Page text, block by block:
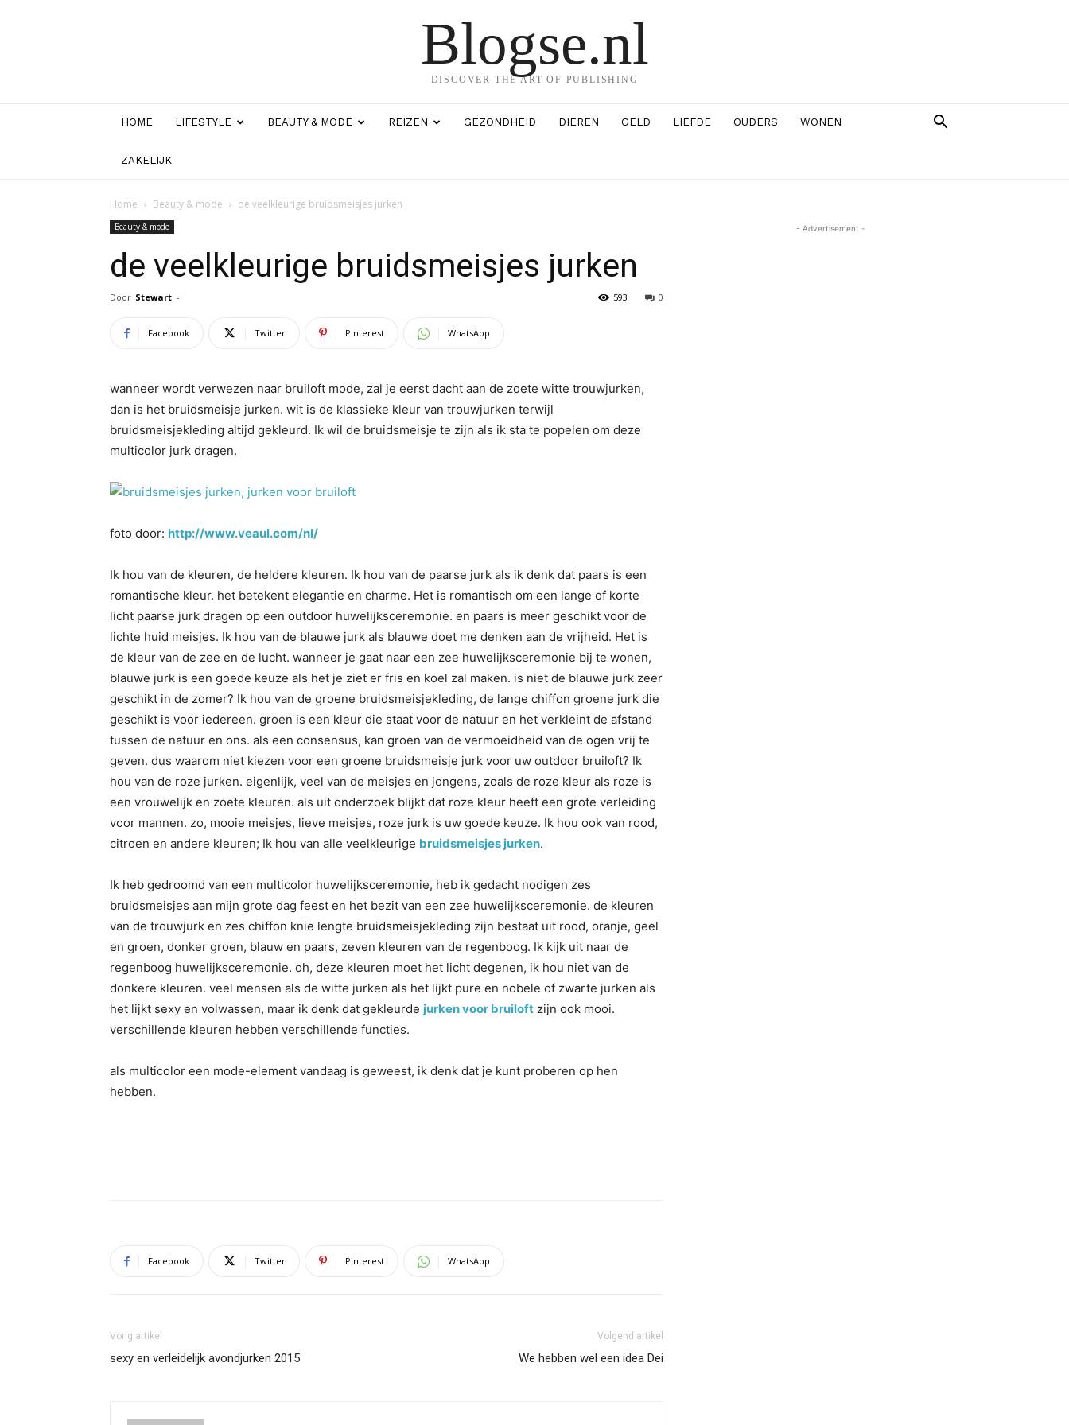
Blogse.nl
DISCOVER THE ART OF PUBLISHING
HOME LIFESTYLE BEAUTY & MODE REIZEN GEZONDHEID DIEREN GELD LIEFDE OUDERS WONEN
ZAKELIJK
Home Beauty & mode de veelkleurige bruidsmeisjes jurken
Beauty & mode
de veelkleurige bruidsmeisjes jurken
Door Stewart - 0
593
Facebook Twitter Pinterest WhatsApp
wanneer wordt verwezen naar bruiloft mode, zal je eerst dacht aan de zoete witte trouwjurken,
dan is het bruidsmeisje jurken. wit is de klassieke kleur van trouwjurken terwijl
bruidsmeisjekleding altijd gekleurd. Ik wil de bruidsmeisje te zijn als ik sta te popelen om deze
multicolor jurk dragen.
foto door: http://www.veaul.com/nl/
Ik hou van de kleuren, de heldere kleuren. Ik hou van de paarse jurk als ik denk dat paars is een
romantische kleur. het betekent elegantie en charme. Het is romantisch om een lange of korte
licht paarse jurk dragen op een outdoor huwelijksceremonie. en paars is meer geschikt voor de
lichte huid meisjes. Ik hou van de blauwe jurk als blauwe doet me denken aan de vrijheid. Het is
de kleur van de zee en de lucht. wanneer je gaat naar een zee huwelijksceremonie bij te wonen,
blauwe jurk is een goede keuze als het je ziet er fris en koel zal maken. is niet de blauwe jurk zeer
geschikt in de zomer? Ik hou van de groene bruidsmeisjekleding, de lange chiffon groene jurk die
geschikt is voor iedereen. groen is een kleur die staat voor de natuur en het verkleint de afstand
tussen de natuur en ons. als een consensus, kan groen van de vermoeidheid van de ogen vrij te
geven. dus waarom niet kiezen voor een groene bruidsmeisje jurk voor uw outdoor bruiloft? Ik
hou van de roze jurken. eigenlijk, veel van de meisjes en jongens, zoals de roze kleur als roze is
een vrouwelijk en zoete kleuren. als uit onderzoek blijkt dat roze kleur heeft een grote verleiding
voor mannen. zo, mooie meisjes, lieve meisjes, roze jurk is uw goede keuze. Ik hou ook van rood,
citroen en andere kleuren; Ik hou van alle veelkleurige bruidsmeisjes jurken.
Ik heb gedroomd van een multicolor huwelijksceremonie, heb ik gedacht nodigen zes
bruidsmeisjes aan mijn grote dag feest en het bezit van een zee huwelijksceremonie. de kleuren
van de trouwjurk en zes chiffon knie lengte bruidsmeisjekleding zijn bestaat uit rood, oranje, geel
en groen, donker groen, blauw en paars, zeven kleuren van de regenboog. Ik kijk uit naar de
regenboog huwelijksceremonie. oh, deze kleuren moet het licht degenen, ik hou niet van de
donkere kleuren. veel mensen als de witte jurken als het lijkt pure en nobele of zwarte jurken als
het lijkt sexy en volwassen, maar ik denk dat gekleurde jurken voor bruiloft zijn ook mooi.
verschillende kleuren hebben verschillende functies.
als multicolor een mode-element vandaag is geweest, ik denk dat je kunt proberen op hen
hebben.
Facebook Twitter Pinterest WhatsApp
Vorig artikel
sexy en verleidelijk avondjurken 2015
Volgend artikel
We hebben wel een idea Dei
- Advertisement -